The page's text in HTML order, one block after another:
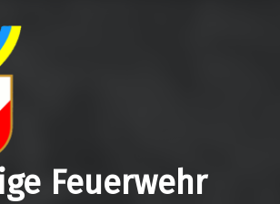
Feuerwehr